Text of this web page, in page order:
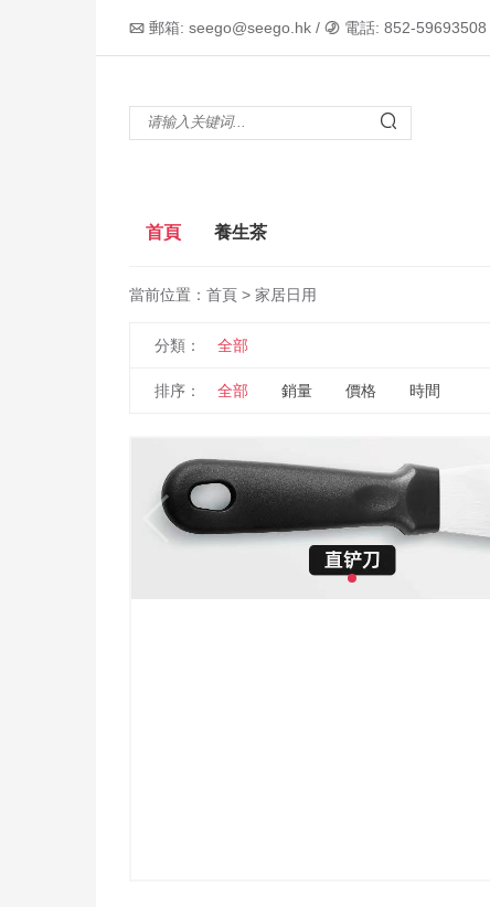
 郵箱: seego@seego.hk /  電話: 852-59693508

首頁 養生茶
當前位置： 首頁 > 家居日用
分類： 全部
排序： 全部 銷量 價格 時間